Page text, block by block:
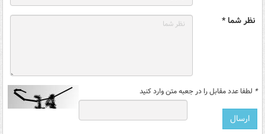
نظر شما *
* لطفا عدد مقابل را در جعبه متن وارد کنید